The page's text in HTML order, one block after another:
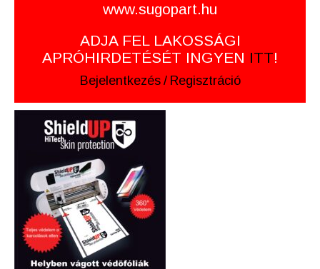
www.sugopart.hu
ADJA FEL LAKOSSÁGI
APRÓHIRDETÉSÉT INGYEN ITT!
Bejelentkezés / Regisztráció